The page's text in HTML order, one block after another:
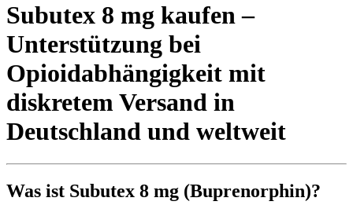
Subutex 8 mg kaufen –
Unterstützung bei
Opioidabhängigkeit mit
diskretem Versand in
Deutschland und weltweit
Was ist Subutex 8 mg (Buprenorphin)?